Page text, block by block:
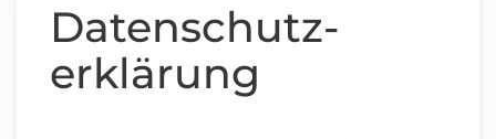
Datenschutz­
erklärung